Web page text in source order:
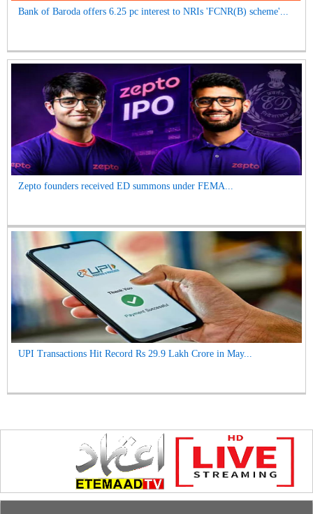
Bank of Baroda offers 6.25 pc interest to NRIs 'FCNR(B) scheme'...
Zepto founders received ED summons under FEMA...
UPI Transactions Hit Record Rs 29.9 Lakh Crore in May...